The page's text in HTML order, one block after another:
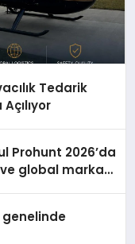
Tedarik
Prohunt 2026’da
global marka
genelinde